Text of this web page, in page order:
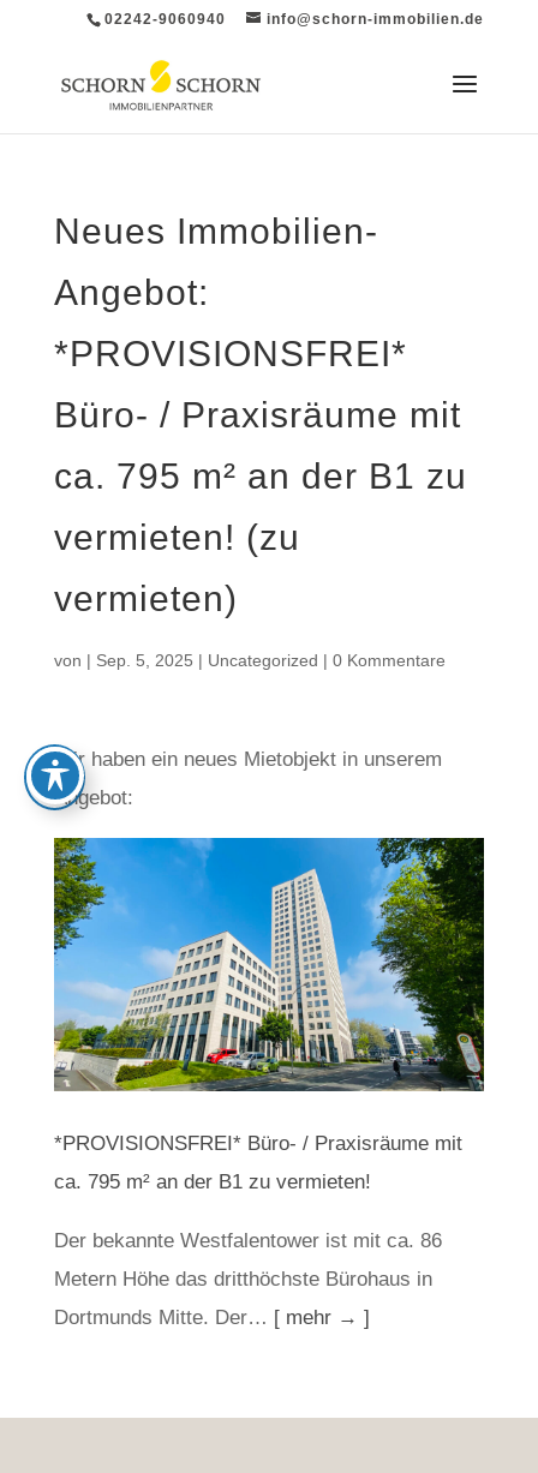
02242-9060940 info@schorn-immobilien.de
Neues Immobilien-
Angebot:
*PROVISIONSFREI*
Büro- / Praxisräume mit
ca. 795 m² an der B1 zu
vermieten! (zu
vermieten)
von | Sep. 5, 2025 | Uncategorized | 0 Kommentare
Wir haben ein neues Mietobjekt in unserem
Angebot:
*PROVISIONSFREI* Büro- / Praxisräume mit
ca. 795 m² an der B1 zu vermieten!
Der bekannte Westfalentower ist mit ca. 86
Metern Höhe das dritthöchste Bürohaus in
Dortmunds Mitte. Der… [ mehr → ]